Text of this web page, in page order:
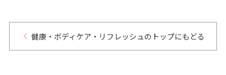
健康・ボディケア・リフレッシュのトップにもどる